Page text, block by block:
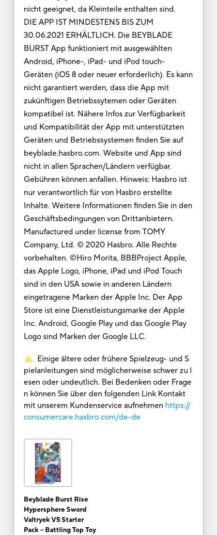
nicht geeignet, da Kleinteile enthalten sind.
DIE APP IST MINDESTENS BIS ZUM
30.06.2021 ERHÄLTLICH. Die BEYBLADE
BURST App funktioniert mit ausgewählten
Android, iPhone-, iPad- und iPod touch-
Geräten (iOS 8 oder neuer erforderlich). Es kann
nicht garantiert werden, dass die App mit
zukünftigen Betriebssytemen oder Geräten
kompatibel ist. Nähere Infos zur Verfügbarkeit
und Kompatibilität der App mit unterstützten
Geräten und Betriebssystemen finden Sie auf
beyblade.hasbro.com. Website und App sind
nicht in allen Sprachen/Ländern verfügbar.
Gebühren können anfallen. Hinweis: Hasbro ist
nur verantwortlich für von Hasbro erstellte
Inhalte. Weitere Informationen finden Sie in den
Geschäftsbedingungen von Drittanbietern.
Manufactured under license from TOMY
Company, Ltd. © 2020 Hasbro. Alle Rechte
vorbehalten. ©Hiro Morita, BBBProject Apple,
das Apple Logo, iPhone, iPad und iPod Touch
sind in den USA sowie in anderen Ländern
eingetragene Marken der Apple Inc. Der App
Store ist eine Dienstleistungsmarke der Apple
Inc. Android, Google Play und das Google Play
Logo sind Marken der Google LLC.
Einige ältere oder frühere Spielzeug- und S
pielanleitungen sind möglicherweise schwer zu l
esen oder undeutlich. Bei Bedenken oder Frage
n können Sie über den folgenden Link Kontakt
mit unserem Kundenservice aufnehmen https://
consumercare.hasbro.com/de-de
Beyblade Burst Rise
Hypersphere Sword
Valtryek V5 Starter
Pack -- Battling Top Toy